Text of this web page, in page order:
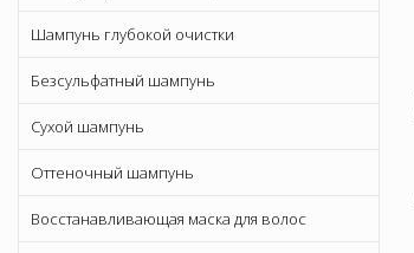
Шампунь глубокой очистки
Безсульфатный шампунь
Сухой шампунь
Оттеночный шампунь
Восстанавливающая маска для волос